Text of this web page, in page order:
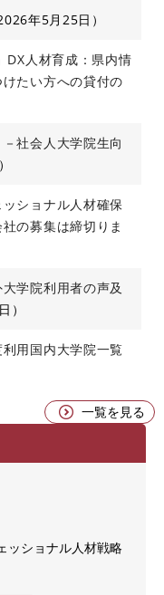
年5月25日
DX人材育成：県内情
たい方への貸付の
社会人大学院生向
ショナル人材確保
の募集は締切りま
学院利用者の声及
用国内大学院一覧
一覧を見る
ッショナル人材戦略